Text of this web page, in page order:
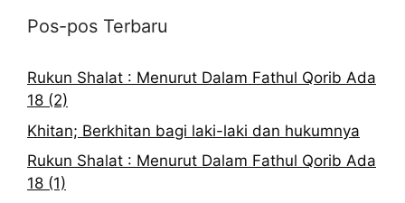
Pos-pos Terbaru
Rukun Shalat : Menurut Dalam Fathul Qorib Ada
18 (2)
Khitan; Berkhitan bagi laki-laki dan hukumnya
Rukun Shalat : Menurut Dalam Fathul Qorib Ada
18 (1)